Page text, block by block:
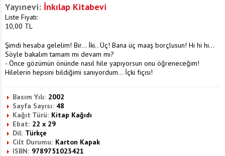
Yayınevi: İnkılap Kitabevi
Liste Fiyatı:
10,00 TL
Şimdi hesaba gelelim! Bir... İki.. Üç! Bana üç maaş borçlusun! Hi hi hi...
Söyle bakalım tamam mı devam mı?
- Önce gözümün önünde nasıl hile yapıyorsun onu öğreneceğim!
Hilelerin hepsini bildiğimi sanıyordum... İçki fıçısı!
Basım Yılı: 2002
Sayfa Sayısı: 48
Kağıt Türü: Kitap Kağıdı
Ebat: 22 x 29
Dil: Türkçe
Cilt Durumu: Karton Kapak
ISBN: 9789751023421